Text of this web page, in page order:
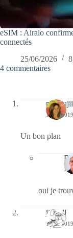
eSIM : Airalo
connectés
25/06/2026
4 commentaires
13/02/
Un bon plan
13/
oui je
jill bill
12/02/